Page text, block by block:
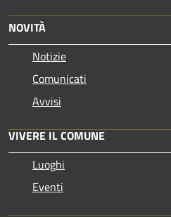
NOVITÀ
Notizie
Comunicati
Avvisi
VIVERE IL COMUNE
Luoghi
Eventi